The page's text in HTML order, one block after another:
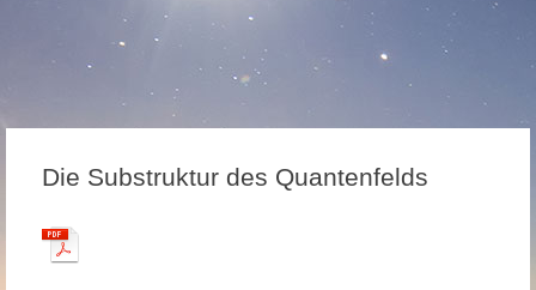
Die Substruktur des Quantenfelds